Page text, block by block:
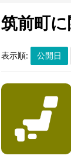
筑前町
表示順: